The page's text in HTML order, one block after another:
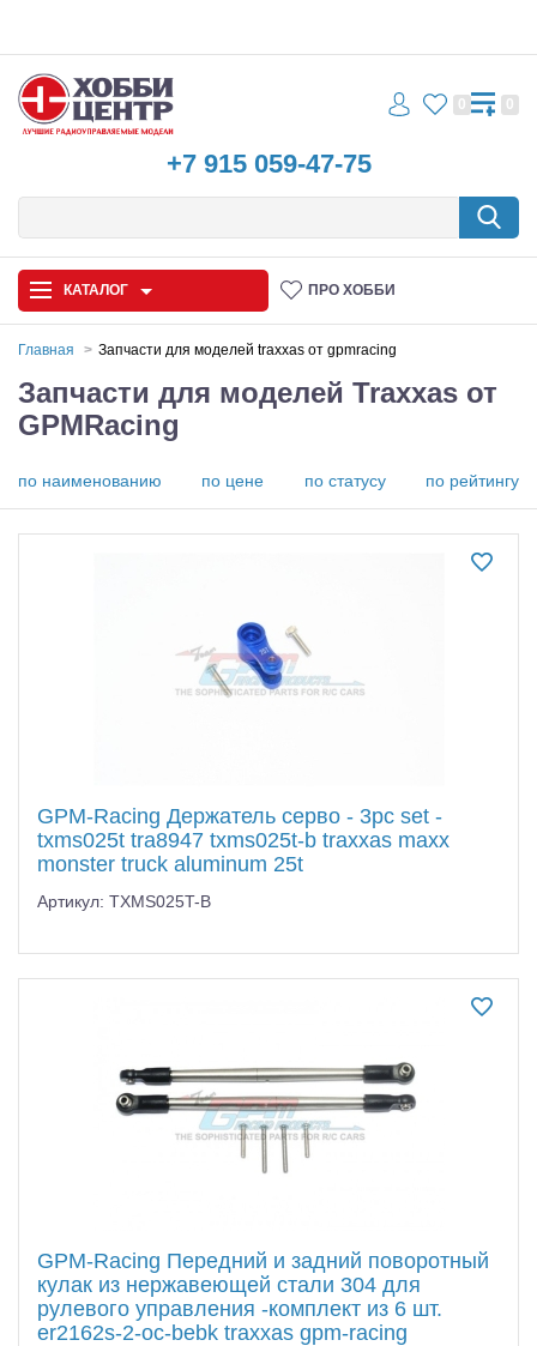
+7 915 059-47-75
0 0
КАТАЛОГ ПРО ХОББИ
Автомодели
Запчасти и аксессуары
Зарядные устройства и блоки питания
Двигатели
Технические жидкости
Главная Запчасти для моделей traxxas от gpmracing
Запчасти для моделей Traxxas от
GPMRacing
по наименованию по цене по статусу по рейтингу
GPM-Racing Держатель серво - 3pc set -
txms025t tra8947 txms025t-b traxxas maxx
monster truck aluminum 25t
Артикул: TXMS025T-B
GPM-Racing Передний и задний поворотный
кулак из нержавеющей стали 304 для
рулевого управления -комплект из 6 шт.
er2162s-2-oc-bebk traxxas gpm-racing